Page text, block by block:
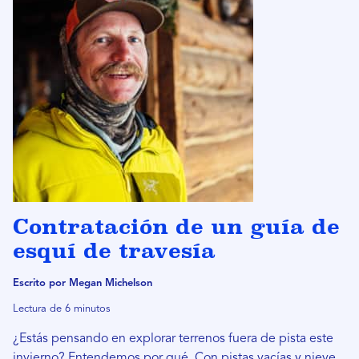
Contratación de un guía de
esquí de travesía
Escrito por Megan Michelson
Lectura de 6 minutos
¿Estás pensando en explorar terrenos fuera de pista este